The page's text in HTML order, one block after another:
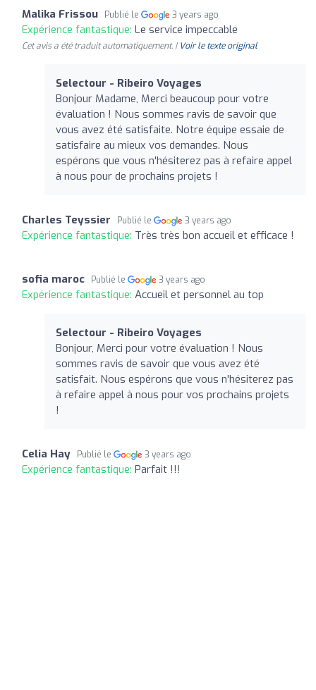
Malika Frissou Publié le 3 years ago
Expérience fantastique: Le service impeccable
Cet avis a été traduit automatiquement. | Voir le texte original
Selectour - Ribeiro Voyages
Bonjour Madame, Merci beaucoup pour votre
évaluation ! Nous sommes ravis de savoir que
vous avez été satisfaite. Notre équipe essaie de
satisfaire au mieux vos demandes. Nous
espérons que vous n'hésiterez pas à refaire appel
à nous pour de prochains projets !
Charles Teyssier Publié le 3 years ago
Expérience fantastique: Très très bon accueil et efficace !
sofia maroc Publié le 3 years ago
Expérience fantastique: Accueil et personnel au top
Selectour - Ribeiro Voyages
Bonjour, Merci pour votre évaluation ! Nous
sommes ravis de savoir que vous avez été
satisfait. Nous espérons que vous n'hésiterez pas
à refaire appel à nous pour vos prochains projets
!
Celia Hay Publié le 3 years ago
Expérience fantastique: Parfait !!!